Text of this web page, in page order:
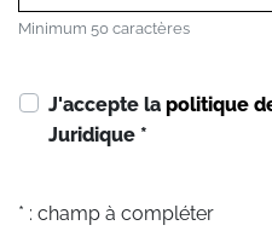
Minimum 50 caractères
J'accepte la politique
Juridique *
* : champ à compléter